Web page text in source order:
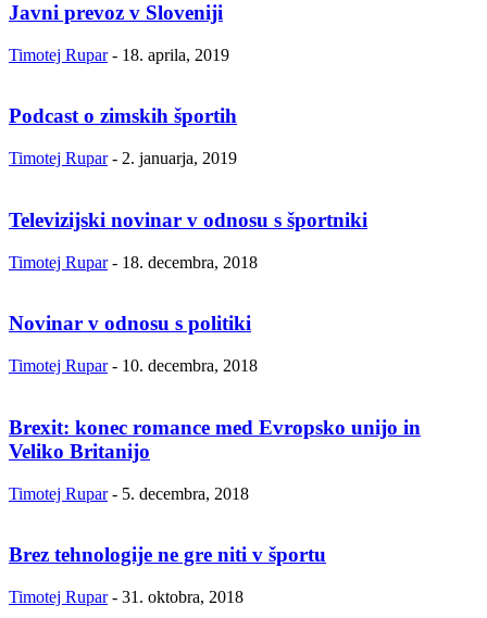
Javni prevoz v Sloveniji
Timotej Rupar - 18. aprila, 2019
Podcast o zimskih športih
Timotej Rupar - 2. januarja, 2019
Televizijski novinar v odnosu s športniki
Timotej Rupar - 18. decembra, 2018
Novinar v odnosu s politiki
Timotej Rupar - 10. decembra, 2018
Brexit: konec romance med Evropsko unijo in
Veliko Britanijo
Timotej Rupar - 5. decembra, 2018
Brez tehnologije ne gre niti v športu
Timotej Rupar - 31. oktobra, 2018